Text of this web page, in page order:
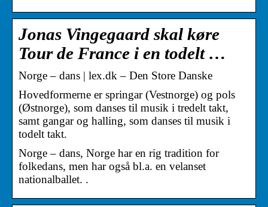
Jonas Vingegaard skal køre
Tour de France i en todelt …
Norge – dans | lex.dk – Den Store Danske
Hovedformerne er springar (Vestnorge) og pols
(Østnorge), som danses til musik i tredelt takt,
samt gangar og halling, som danses til musik i
todelt takt.
Norge – dans, Norge har en rig tradition for
folkedans, men har også bl.a. en velanset
nationalballet. .